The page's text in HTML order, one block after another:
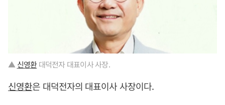
▲ 신영환대덕전자 대표이사 사장.
신영환은 대덕전자의 대표이사 사장이다.